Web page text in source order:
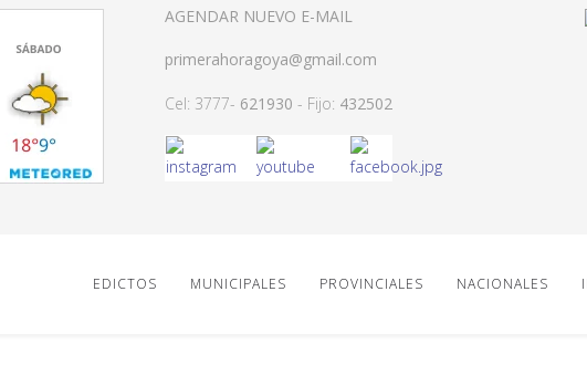
AGENDAR NUEVO E-MAIL
primerahoragoya@gmail.com
Cel: 3777- 621930 - Fijo: 432502
EDICTOS MUNICIPALES PROVINCIALES NACIONALES